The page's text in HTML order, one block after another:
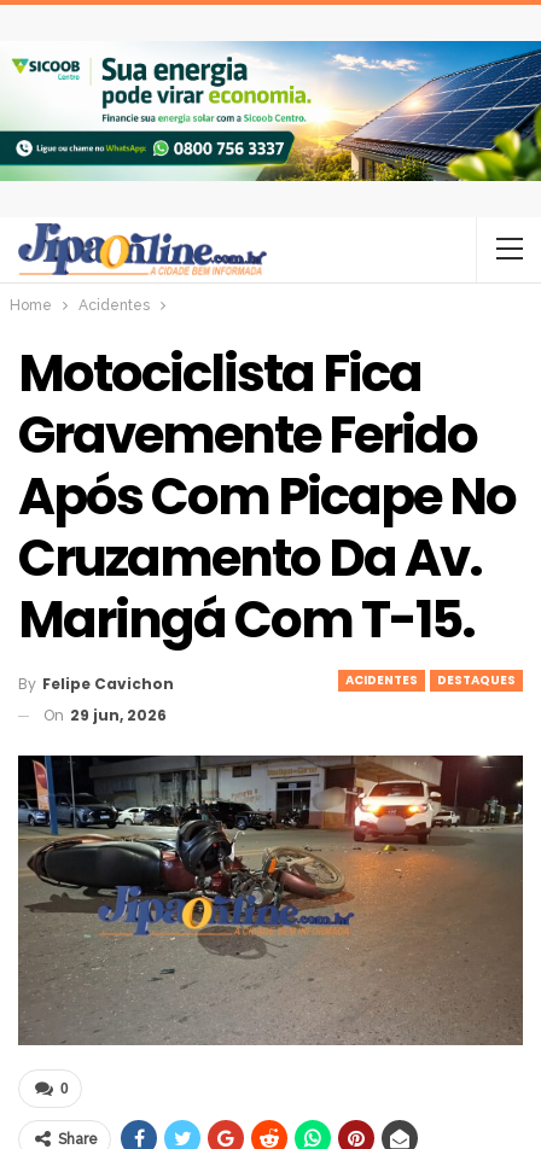
Home Acidentes
Motociclista Fica
Gravemente Ferido
Após Com Picape No
Cruzamento Da Av.
Maringá Com T-15.
ACIDENTES DESTAQUES
By Felipe Cavichon
On 29 jun, 2026
0
Share